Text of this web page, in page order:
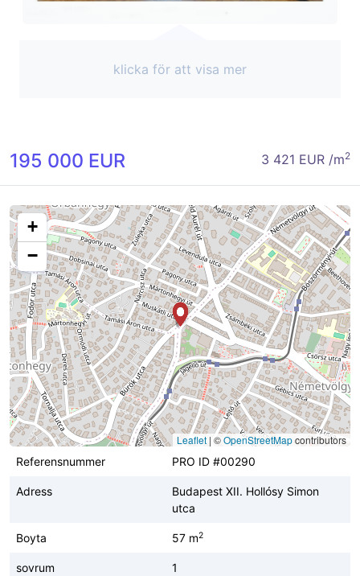
klicka för att visa mer
195 000 EUR 3 421 EUR /m2
+
−
Leaflet | ©OpenStreetMapcontributors
Referensnummer
PRO ID #00290
Adress
Budapest XII. Hollósy Simon
utca
Boyta 57 m2
sovrum 1